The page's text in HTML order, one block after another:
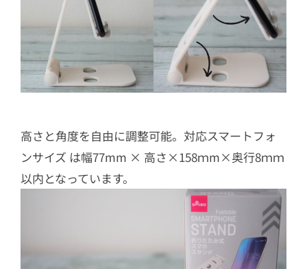
高さと角度を自由に調整可能。対応スマートフォ
ンサイズ は幅77mm × 高さ×158ｍm×奥行8ｍｍ
以内となっています。